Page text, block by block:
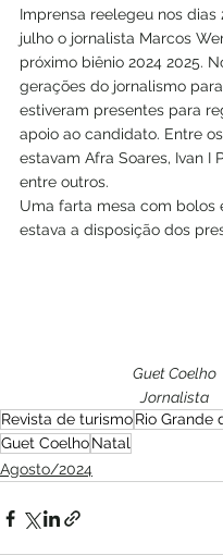
Imprensa reelegeu nos dias
julho o jornalista Marcos
próximo biênio 2024 2025.
gerações do jornalismo
estiveram presentes para
apoio ao candidato. Entre
estavam Afra Soares, Ivan I
entre outros.
Uma farta mesa com bolos
estava a disposição dos
Guet Coelho
Jornalista
Revista de turismoRio Grande
Guet CoelhoNatal
Agosto/2024